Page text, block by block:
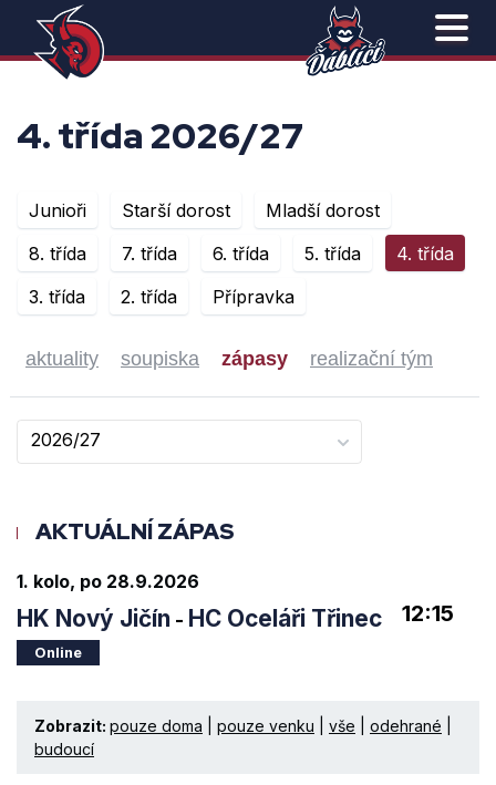
4. třída 2026/27
Junioři Starší dorost
Mladší dorost
8. třída
7. třída 6. třída 5. třída
4. třída
3. třída
2. třída Přípravka
aktuality soupiska zápasy realizační tým
2026/27
AKTUÁLNÍ ZÁPAS
1. kolo, po 28.9.2026
HK Nový Jičín - HC Oceláři Třinec
Online
12:15
Zobrazit: pouze doma pouze venku vše odehrané
budoucí